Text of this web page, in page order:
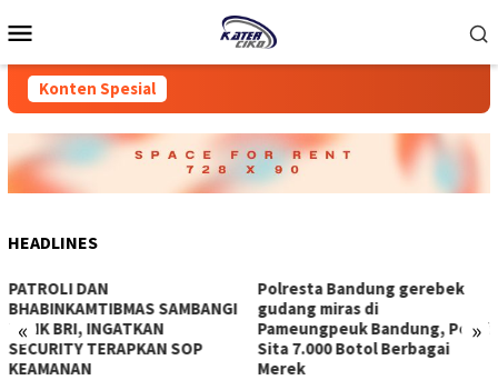
ke
Mobile
Konten Spesial
HEADLINES
« »
‎PATROLI DAN
BHABINKAMTIBMAS SAMBANGI
BANK BRI, INGATKAN
SECURITY TERAPKAN SOP
KEAMANAN
Polresta Bandung gerebek
gudang miras di
Pameungpeuk Bandung, Polisi
Sita 7.000 Botol Berbagai
Merek